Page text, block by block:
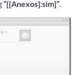
“[[Anexos]:sim]”.